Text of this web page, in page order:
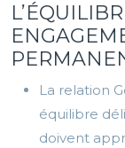
La relation
équilibre
doivent